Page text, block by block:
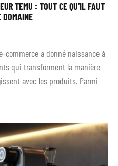
TEMU : TOUT CE QU’IL FAUT
DOMAINE
commerce a donné naissance à
qui transforment la manière
avec les produits. Parmi